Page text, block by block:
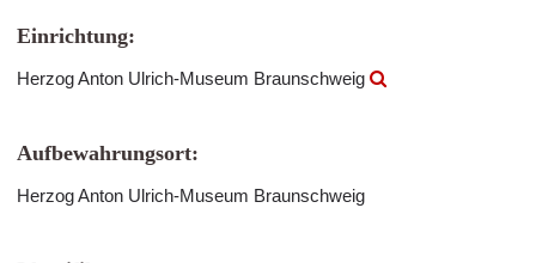
Einrichtung:
Herzog Anton Ulrich-Museum Braunschweig
Aufbewahrungsort:
Herzog Anton Ulrich-Museum Braunschweig